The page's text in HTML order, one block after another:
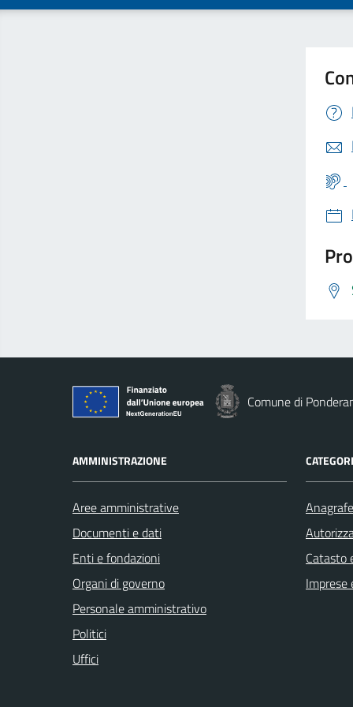
Comune di
AMMINISTRAZIONE
Aree amministrative
Documenti e dati
Enti e fondazioni
Organi di governo
Personale amministrativo
Politici
Uffici
Catasto
Imprese